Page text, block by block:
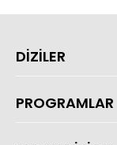
DİZİLER
PROGRAMLAR